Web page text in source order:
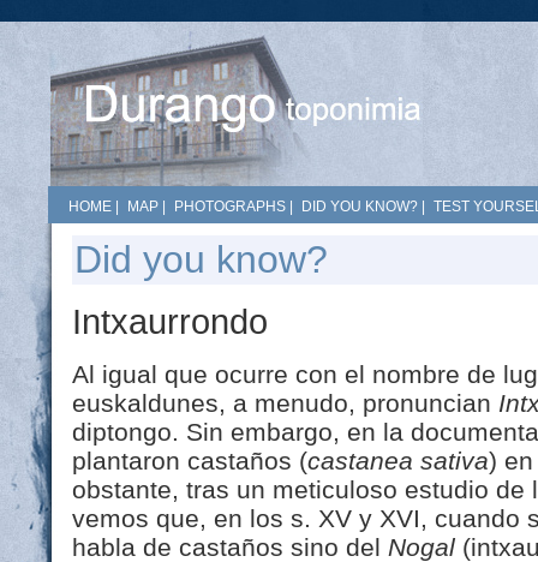
HOME MAP PHOTOGRAPHS DID YOU KNOW? TEST
Did you know?
Intxaurrondo
Al igual que ocurre con el nombre de
euskaldunes, a menudo, pronuncian
diptongo. Sin embargo, en la
plantaron castaños (castanea sativa)
obstante, tras un meticuloso estudio de
vemos que, en los s. XV y XVI, cuando
habla de castaños sino del Nogal